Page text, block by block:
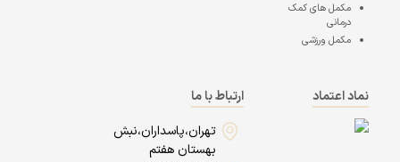
مکمل های کمک
درمانی
مکمل ورزشی
نماد اعتماد
ارتباط با ما
تهران،پاسداران،نبش
بهستان هفتم